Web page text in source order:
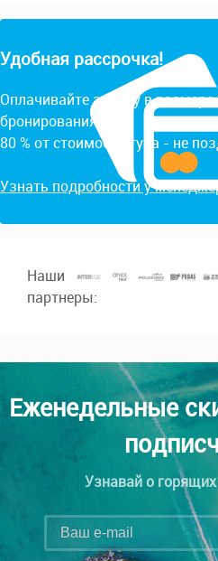
Удобная рассрочка!
Оплачивайте заявку в
бронирования.
80 % от стоимости тура - не
Узнать подробности у
Наши
партнеры:
Еженедельные
Узнавай о